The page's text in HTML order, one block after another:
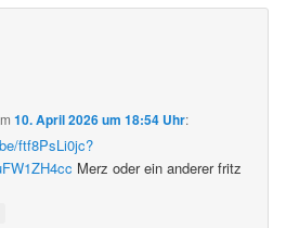
10. April 2026 um 18:54 Uhr:
ftf8PsLi0jc?
Merz oder ein anderer fritz